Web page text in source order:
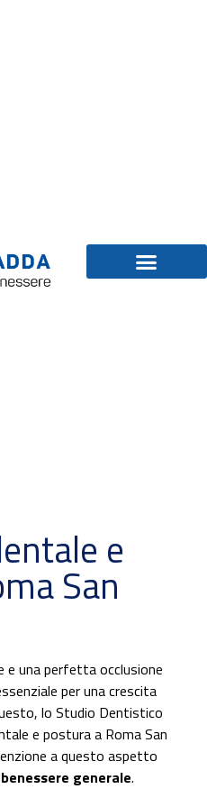
e
San
e una perfetta occlusione
per una crescita
lo Studio Dentistico
e postura a Roma San
a questo aspetto
benessere generale.